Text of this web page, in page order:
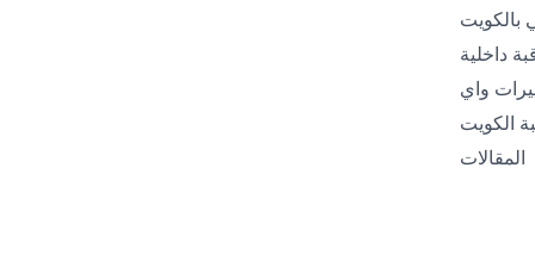
داخلية
/ كاميرات واي
الكويت
المقالات